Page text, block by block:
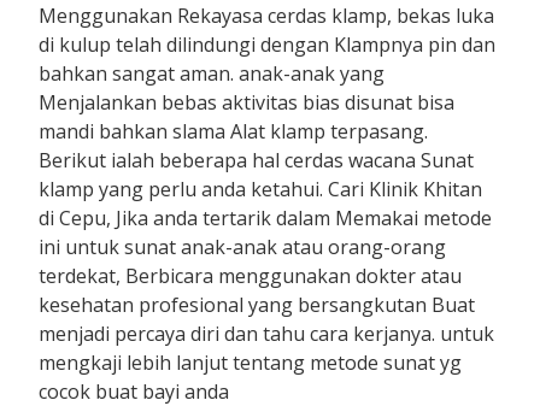
Menggunakan Rekayasa cerdas klamp, bekas luka
di kulup telah dilindungi dengan Klampnya pin dan
bahkan sangat aman. anak-anak yang
Menjalankan bebas aktivitas bias disunat bisa
mandi bahkan slama Alat klamp terpasang.
Berikut ialah beberapa hal cerdas wacana Sunat
klamp yang perlu anda ketahui. Cari Klinik Khitan
di Cepu, Jika anda tertarik dalam Memakai metode
ini untuk sunat anak-anak atau orang-orang
terdekat, Berbicara menggunakan dokter atau
kesehatan profesional yang bersangkutan Buat
menjadi percaya diri dan tahu cara kerjanya. untuk
mengkaji lebih lanjut tentang metode sunat yg
cocok buat bayi anda